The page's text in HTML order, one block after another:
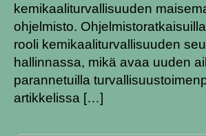
kemikaaliturvallisuuden
ohjelmisto.
rooli kemikaaliturvallisuuden
hallinnassa, mikä avaa uuden
parannetuilla
artikkelissa […]